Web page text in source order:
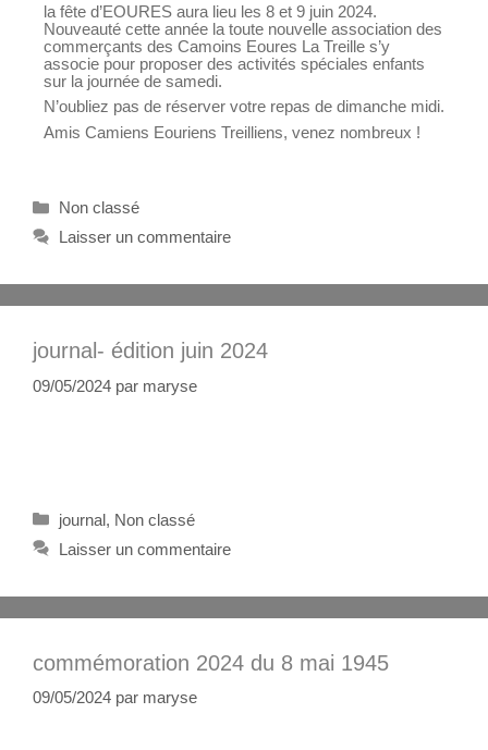
la fête d’EOURES aura lieu les 8 et 9 juin 2024.
Nouveauté cette année la toute nouvelle association des
commerçants des Camoins Eoures La Treille s’y
associe pour proposer des activités spéciales enfants
sur la journée de samedi.
N’oubliez pas de réserver votre repas de dimanche midi.
Amis Camiens Eouriens Treilliens, venez nombreux !
Non classé
Laisser un commentaire
journal- édition juin 2024
09/05/2024 par maryse
journal, Non classé
Laisser un commentaire
commémoration 2024 du 8 mai 1945
09/05/2024 par maryse